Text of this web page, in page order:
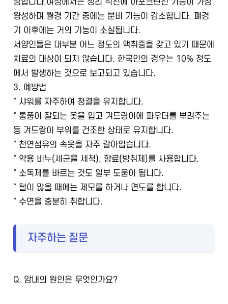
생합니다.여성에서는 생리 직전에 아포크린선 기능이 가장
왕성하며 월경 기간 중에는 분비 기능이 감소합니다. 폐경
기 이후에는 거의 기능이 소실됩니다.
서양인들은 대부분 어느 정도의 액취증을 갖고 있기 때문에
치료의 대상이 되지 않습니다. 한국인의 경우는 10% 정도
에서 발생하는 것으로 보고되고 있습니다.
3. 예방법
˚ 샤워를 자주하여 청결을 유지합니다.
˚ 통풍이 잘되는 옷을 입고 겨드랑이에 파우더를 뿌려주는
등 겨드랑이 부위를 건조한 상태로 유지합니다.
˚ 천연섬유의 속옷을 자주 갈아입습니다.
˚ 약용 비누(세균을 세척), 향료(방취제)를 사용합니다.
˚ 소독제를 바르는 것도 일부 도움이 됩니다.
˚ 털이 많을 때에는 제모를 하거나 면도를 합니다.
˚ 수면을 충분히 취합니다.
자주하는 질문
Q. 암내의 원인은 무엇인가요?